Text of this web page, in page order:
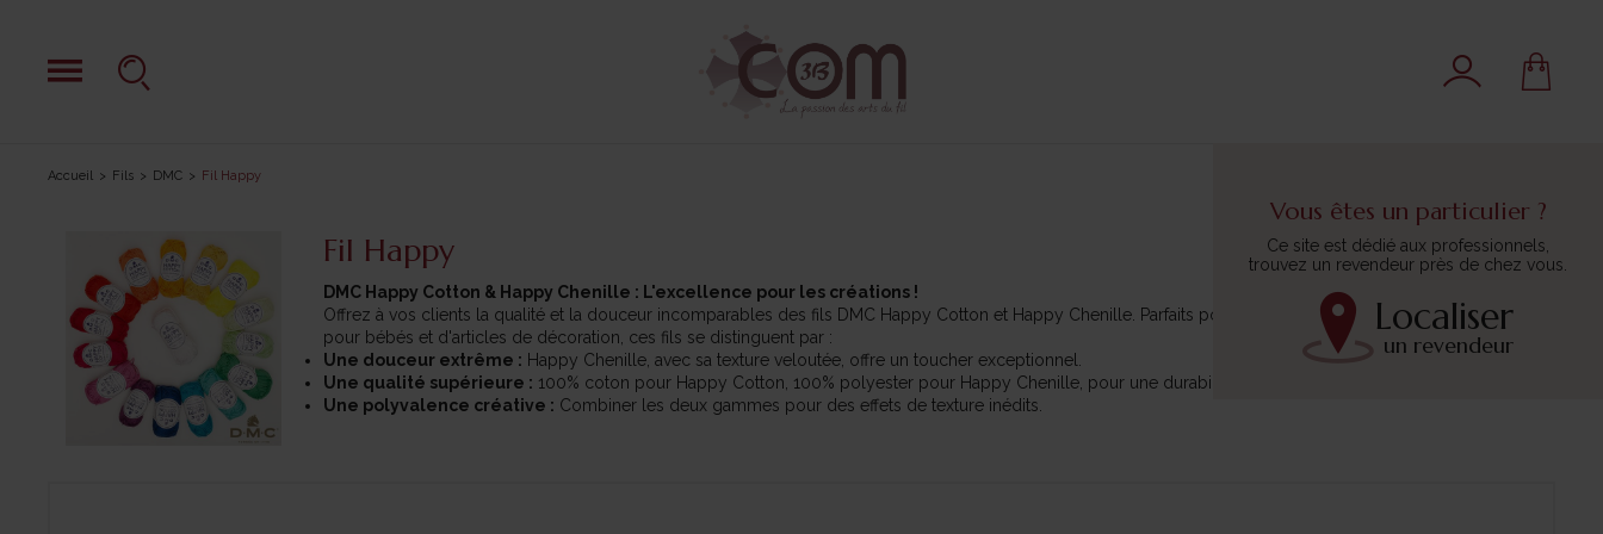
Vous êtes un particulier ?
Ce site est dédié aux professionnels,
trouvez un revendeur près de chez vous.
Localiser
un revendeur
Accueil Fils DMC Fil Happy
Fil Happy
DMC Happy Cotton & Happy Chenille : L'excellence pour les créations !
Offrez à vos clients la qualité et la douceur incomparables des fils DMC Happy Cotton et Happy Chenille. Parfaits pour la création d'amigurumis, d'accessoires
pour bébés et d'articles de décoration, ces fils se distinguent par :
Une douceur extrême : Happy Chenille, avec sa texture veloutée, offre un toucher exceptionnel.
Une qualité supérieure : 100% coton pour Happy Cotton, 100% polyester pour Happy Chenille, pour une durabilité et un rendu parfaits.
Une polyvalence créative : Combiner les deux gammes pour des effets de texture inédits.